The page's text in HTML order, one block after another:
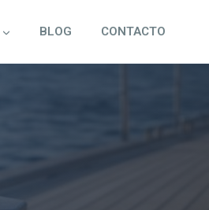
BLOG CONTACTO